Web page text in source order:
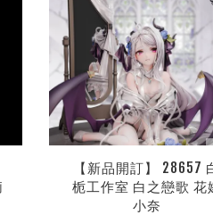
【新品開訂】 28657
栀工作室 白之戀歌 花
小奈